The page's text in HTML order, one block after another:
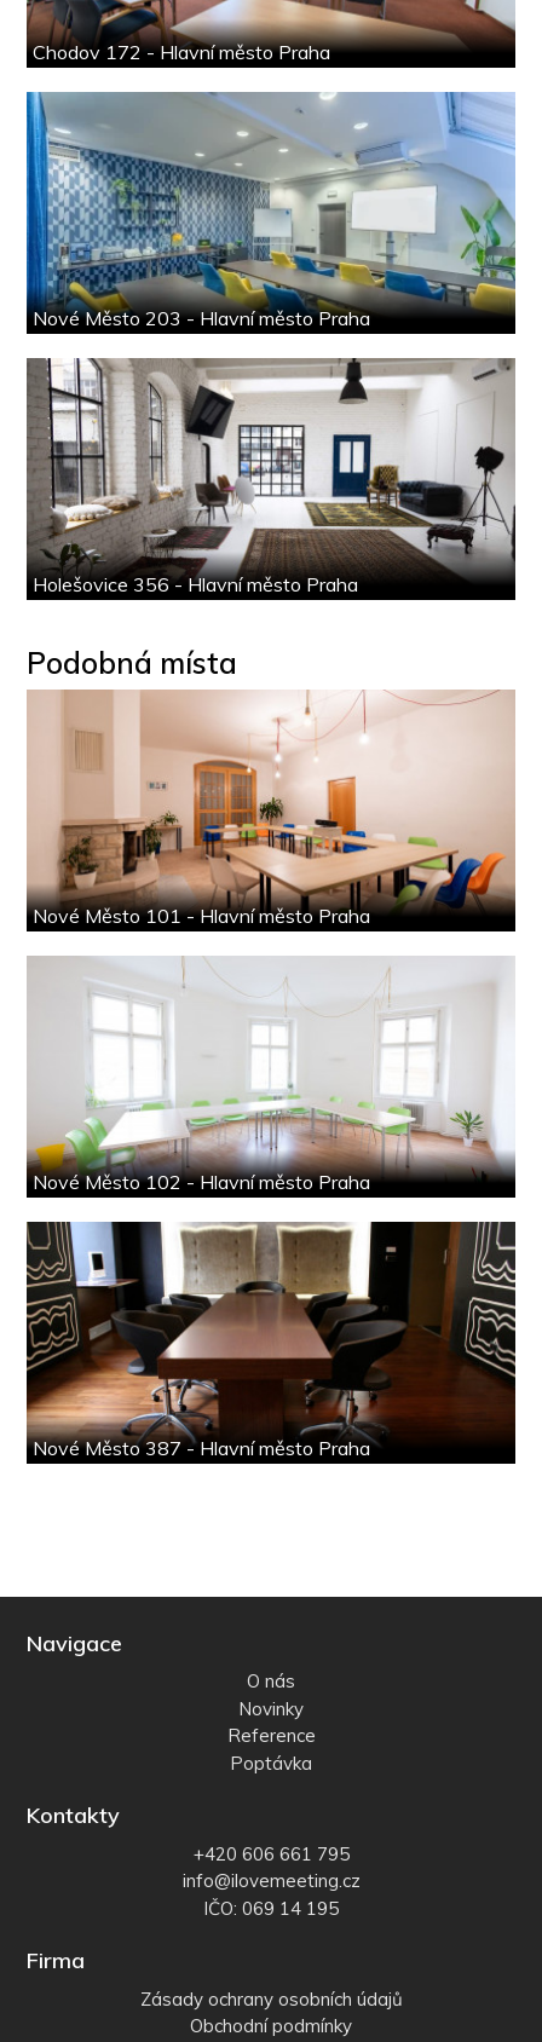
Chodov 172 - Hlavní město Praha
Nové Město 203 - Hlavní město Praha
Holešovice 356 - Hlavní město Praha
Podobná místa
Nové Město 101 - Hlavní město Praha
Nové Město 102 - Hlavní město Praha
Nové Město 387 - Hlavní město Praha
Navigace
O nás
Novinky
Reference
Poptávka
Kontakty
+420 606 661 795
info@ilovemeeting.cz
IČO: 069 14 195
Firma
Zásady ochrany osobních údajů
Obchodní podmínky